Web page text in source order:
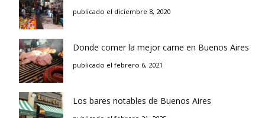
publicado el diciembre 8, 2020
Donde comer la mejor carne en Buenos Aires
publicado el febrero 6, 2021
Los bares notables de Buenos Aires